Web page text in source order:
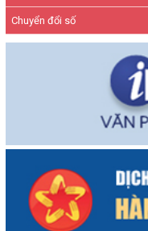
Chuyển đổi số